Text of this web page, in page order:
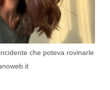
che poteva rovinarle